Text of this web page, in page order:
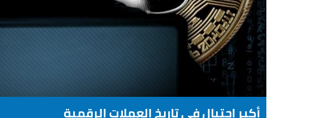
أكبر احتيال في تاريخ العملات الرقمية